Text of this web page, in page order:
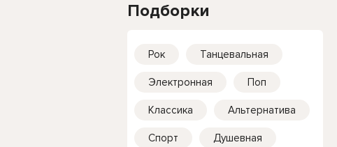
Подборки
Рок Танцевальная
Электронная Поп
Классика Альтернатива
Спорт Душевная